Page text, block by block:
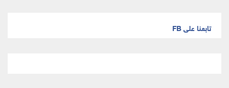
تابعنا على FB